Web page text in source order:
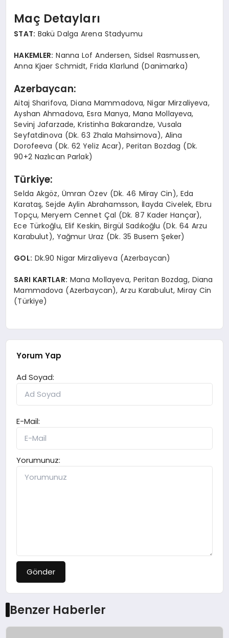
Maç Detayları
STAT: Bakü Dalga Arena Stadyumu
HAKEMLER: Nanna Lof Andersen, Sidsel Rasmussen,
Anna Kjaer Schmidt, Frida Klarlund (Danimarka)
Azerbaycan:
Aitaj Sharifova, Diana Mammadova, Nigar Mirzaliyeva,
Ayshan Ahmadova, Esra Manya, Mana Mollayeva,
Sevinj Jafarzade, Kristinha Bakarandze, Vusala
Seyfatdinova (Dk. 63 Zhala Mahsimova), Alina
Dorofeeva (Dk. 62 Yeliz Acar), Peritan Bozdag (Dk.
90+2 Nazlıcan Parlak)
Türkiye:
Selda Akgöz, Ümran Özev (Dk. 46 Miray Cin), Eda
Karataş, Sejde Aylin Abrahamsson, İlayda Civelek, Ebru
Topçu, Meryem Cennet Çal (Dk. 87 Kader Hançar),
Ece Türkoğlu, Elif Keskin, Birgül Sadıkoğlu (Dk. 64 Arzu
Karabulut), Yağmur Uraz (Dk. 35 Busem Şeker)
GOL: Dk.90 Nigar Mirzaliyeva (Azerbaycan)
SARI KARTLAR: Mana Mollayeva, Peritan Bozdag, Diana
Mammadova (Azerbaycan), Arzu Karabulut, Miray Cin
(Türkiye)
Yorum Yap
Ad Soyad:
E-Mail:
Yorumunuz:
Gönder
Benzer Haberler